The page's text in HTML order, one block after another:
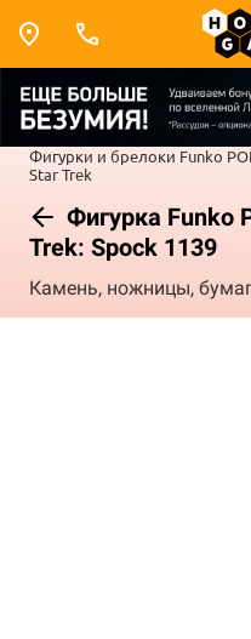
Фигурки и брелоки Funko
Star Trek
Фигурка Funko
Trek: Spock 1139
Камень, ножницы,